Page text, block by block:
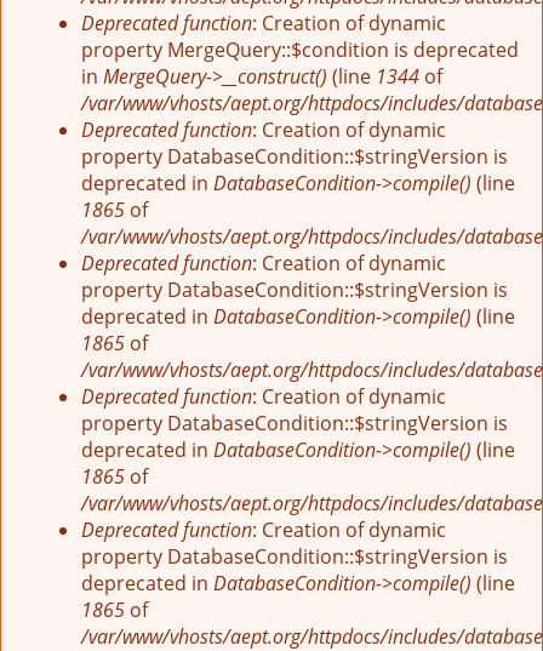
Deprecated function: Creation of dynamic
property MergeQuery::$condition is deprecated
in MergeQuery->__construct() (line 1344 of
/var/www/vhosts/aept.org/httpdocs/includes/
Deprecated function: Creation of dynamic
property DatabaseCondition::$stringVersion is
deprecated in DatabaseCondition->compile() (line
1865 of
/var/www/vhosts/aept.org/httpdocs/includes/
Deprecated function: Creation of dynamic
property DatabaseCondition::$stringVersion is
deprecated in DatabaseCondition->compile() (line
1865 of
/var/www/vhosts/aept.org/httpdocs/includes/
Deprecated function: Creation of dynamic
property DatabaseCondition::$stringVersion is
deprecated in DatabaseCondition->compile() (line
1865 of
/var/www/vhosts/aept.org/httpdocs/includes/
Deprecated function: Creation of dynamic
property DatabaseCondition::$stringVersion is
deprecated in DatabaseCondition->compile() (line
1865 of
/var/www/vhosts/aept.org/httpdocs/includes/